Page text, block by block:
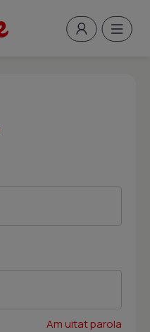
Am uitat parola